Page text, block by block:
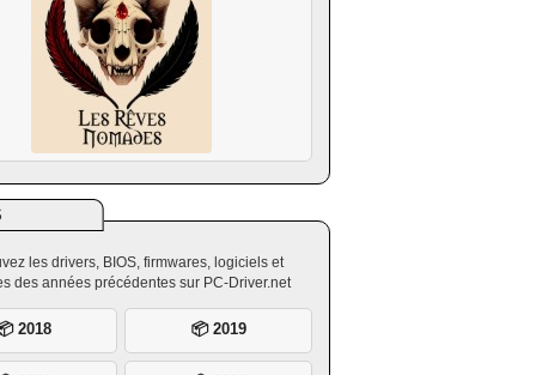
les drivers, BIOS, firmwares, logiciels et
des années précédentes sur PC-Driver.net
2018 📦 2019